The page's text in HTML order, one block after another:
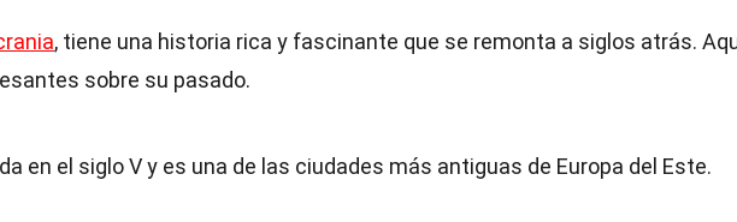
, tiene una historia rica y fascinante que se remonta a siglos atrás.
sobre su pasado.
en el siglo V y es una de las ciudades más antiguas de Europa del Este.